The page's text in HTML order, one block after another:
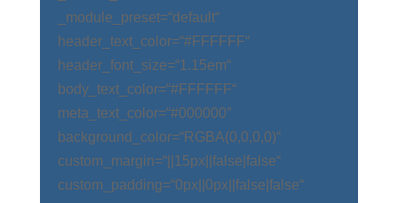
_module_preset=“default“
header_text_color=“#FFFFFF“
header_font_size=“1.15em“
body_text_color=“#FFFFFF“
meta_text_color=“#000000″
background_color=“RGBA(0,0,0,0)“
custom_margin=“||15px||false|false“
custom_padding=“0px||0px||false|false“